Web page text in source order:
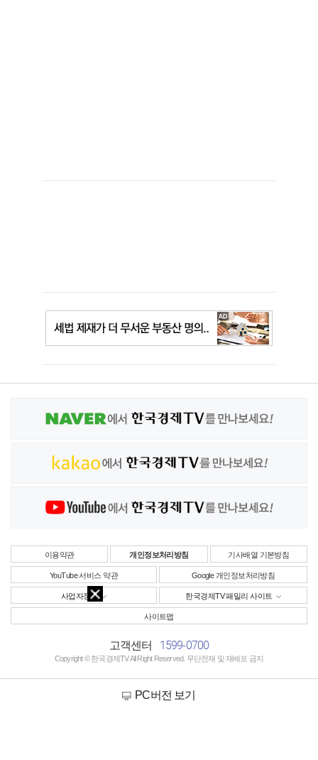
이용약관 개인정보처리방침 기사배열 기본방침
YouTube 서비스 약관 Google 개인정보처리방침
사업자정보 한국경제TV 패밀리 사이트
사이트맵
고객센터 1599-0700
Copyright © 한국경제TV All Right Reserved. 무단전재 및 재배포 금지
PC버전 보기